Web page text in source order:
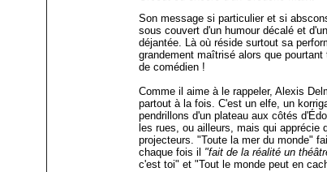
Son message si particulier et si
sous couvert d'un humour décalé et
déjantée. Là où réside surtout sa
grandement maîtrisé alors que
de comédien !
Comme il aime à le rappeler, Alexis
partout à la fois. C'est un elfe, un
pendrillons d'un plateau aux côtés
les rues, ou ailleurs, mais qui apprécie
projecteurs. "Toute la mer du monde"
chaque fois il "fait de la réalité un
c'est toi" et "Tout le monde peut en